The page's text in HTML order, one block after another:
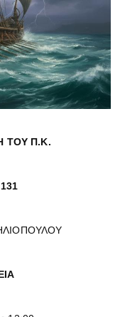
ΤΟΥ Π.Κ.